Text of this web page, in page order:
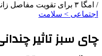
/ امگا ۳ برای تقویت مفاصل زانو مفید است
اجتماعی > سلامت
چای سبز تاثیر